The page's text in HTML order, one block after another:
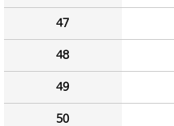
47
48
49
50